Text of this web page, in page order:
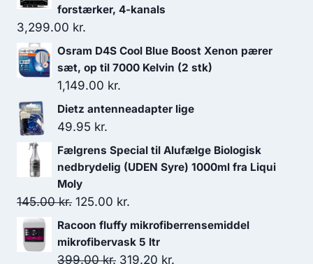
forstærker, 4-kanals
3,299.00 kr.
Osram D4S Cool Blue Boost Xenon pærer
sæt, op til 7000 Kelvin (2 stk)
1,149.00 kr.
Dietz antenneadapter lige
49.95 kr.
Fælgrens Special til Alufælge Biologisk
nedbrydelig (UDEN Syre) 1000ml fra Liqui
Moly
145.00kr. Den
oprindelige
pris
var:
125.00 kr.
aktuelle
pris
er:
Racoon fluffy mikrofiberrensemiddel
mikrofibervask 5 ltr
399.00kr. Den
319.20 kr.